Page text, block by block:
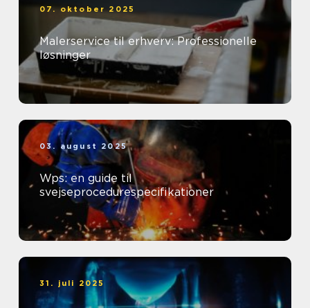
07. oktober 2025
Malerservice til erhverv: Professionelle
løsninger
03. august 2025
Wps: en guide til
svejseprocedurespecifikationer
31. juli 2025